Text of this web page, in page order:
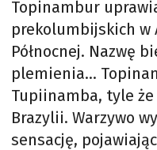
Topinambur
prekolumbijskich w
Północnej. Nazwę
plemienia…
Tupiinamba, tyle
Brazylii. Warzywo
sensację,